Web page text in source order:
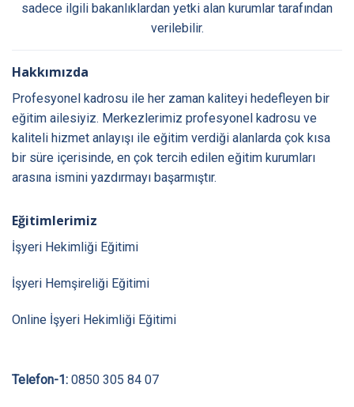
sadece ilgili bakanlıklardan yetki alan kurumlar tarafından
verilebilir.
Hakkımızda
Profesyonel kadrosu ile her zaman kaliteyi hedefleyen bir
eğitim ailesiyiz. Merkezlerimiz profesyonel kadrosu ve
kaliteli hizmet anlayışı ile eğitim verdiği alanlarda çok kısa
bir süre içerisinde, en çok tercih edilen eğitim kurumları
arasına ismini yazdırmayı başarmıştır.
Eğitimlerimiz
İşyeri Hekimliği Eğitimi
İşyeri Hemşireliği Eğitimi
Online İşyeri Hekimliği Eğitimi
Telefon-1: 0850 305 84 07